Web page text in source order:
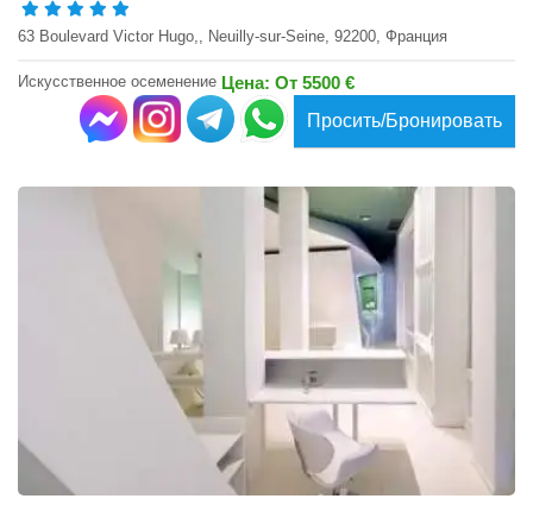
63 Boulevard Victor Hugo,, Neuilly-sur-Seine, 92200, Франция
Искусственное осеменение Цена: От 5500 €
Просить/Бронировать